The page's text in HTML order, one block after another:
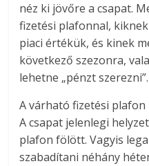
néz ki jövőre a csapat.
fizetési plafonnal,
piaci értékük, és kinek
következő szezonra,
lehetne „pénzt szerezni”.
A várható fizetési plafon
A csapat jelenlegi
plafon fölött. Vagyis
szabadítani néhány